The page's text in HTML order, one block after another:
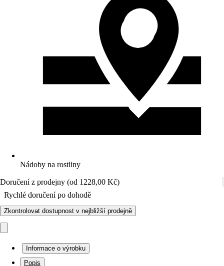
Nádoby na rostliny
Doručení z prodejny (od 1228,00 Kč)
Rychlé doručení po dohodě
Zkontrolovat dostupnost v nejbližší prodejně
Informace o výrobku
Popis